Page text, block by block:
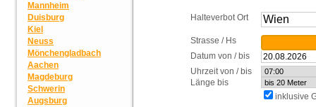
Mannheim
Duisburg
Kiel
Neuss
Mönchengladbach
Aachen
Magdeburg
Schwerin
Augsburg
Halteverbot Ort
Strasse / Hs
Datum von / bis
Uhrzeit von / bis
Länge bis
inklusive